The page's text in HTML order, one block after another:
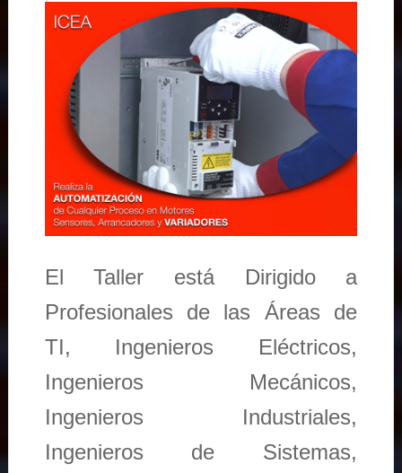
El Taller está Dirigido a
Profesionales de las Áreas de
TI, Ingenieros Eléctricos,
Ingenieros Mecánicos,
Ingenieros Industriales,
Ingenieros de Sistemas,